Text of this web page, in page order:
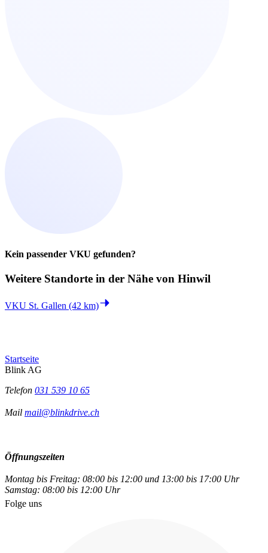
Kein passender VKU gefunden?
Weitere Standorte in der Nähe von Hinwil
VKU St. Gallen (42 km)
Startseite
Blink AG
Telefon 031 539 10 65
Mail mail@blinkdrive.ch
Öffnungszeiten
Montag bis Freitag: 08:00 bis 12:00 und 13:00 bis 17:00 Uhr
Samstag: 08:00 bis 12:00 Uhr
Folge uns